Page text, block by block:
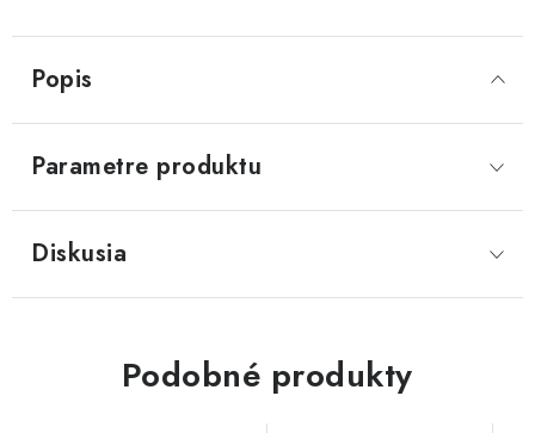
Popis
Parametre produktu
Diskusia
Podobné produkty